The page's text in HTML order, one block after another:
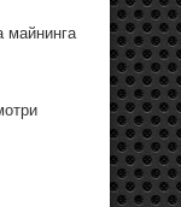
майнинга